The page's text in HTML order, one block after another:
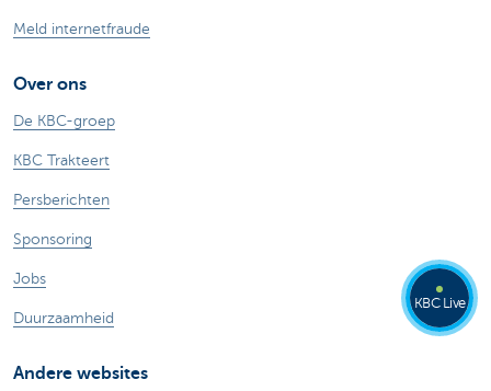
Meld internetfraude
Over ons
De KBC-groep
KBC Trakteert
Persberichten
Sponsoring
Jobs
Duurzaamheid
Andere websites
KBC Live